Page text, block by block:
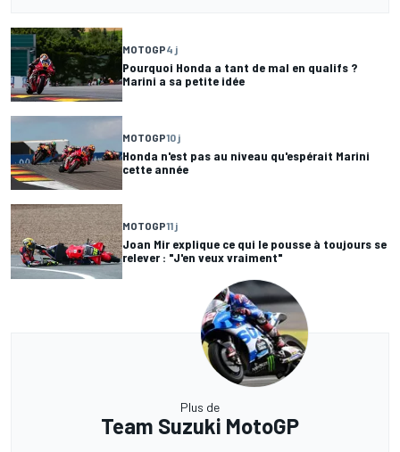
MOTOGP4 j
Pourquoi Honda a tant de mal en qualifs ?
Marini a sa petite idée
MOTOGP10 j
Honda n'est pas au niveau qu'espérait Marini
cette année
MOTOGP11 j
Joan Mir explique ce qui le pousse à toujours se
relever : "J'en veux vraiment"
Plus de
Team Suzuki MotoGP